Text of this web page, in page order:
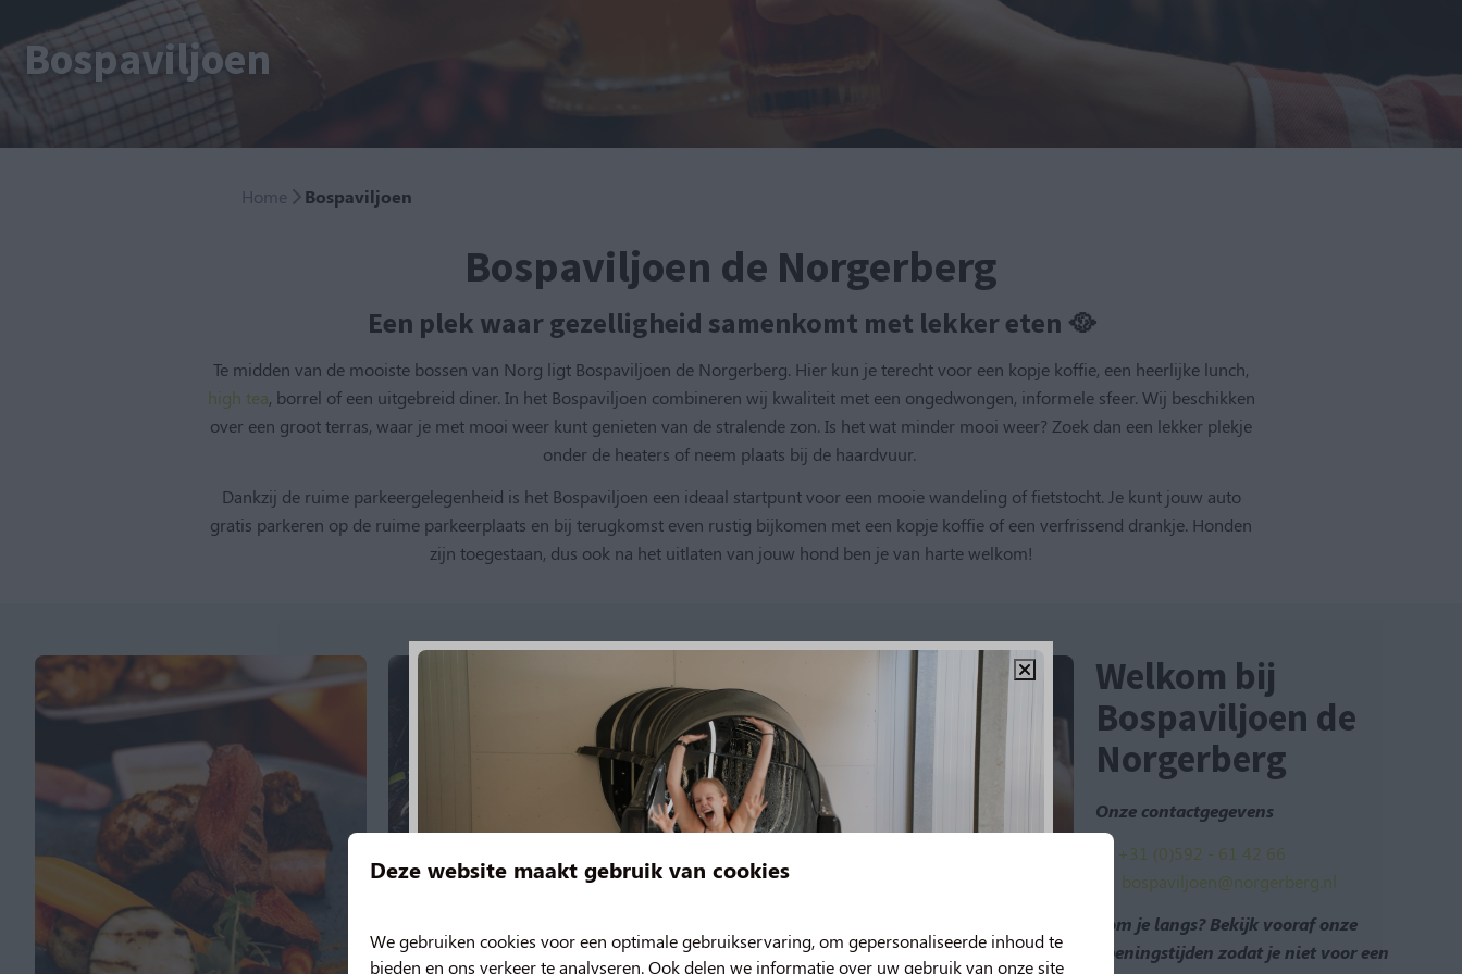
Bospaviljoen
Home Bospaviljoen
Bospaviljoen de Norgerberg
Een plek waar gezelligheid samenkomt met lekker eten 🥘
Te midden van de mooiste bossen van Norg ligt Bospaviljoen de Norgerberg. Hier kun je terecht voor een kopje koffie, een heerlijke lunch,
high tea, borrel of een uitgebreid diner. In het Bospaviljoen combineren wij kwaliteit met een ongedwongen, informele sfeer. Wij beschikken
over een groot terras, waar je met mooi weer kunt genieten van de stralende zon. Is het wat minder mooi weer? Zoek dan een lekker plekje
onder de heaters of neem plaats bij de haardvuur.
Dankzij de ruime parkeergelegenheid is het Bospaviljoen een ideaal startpunt voor een mooie wandeling of fietstocht. Je kunt jouw auto
gratis parkeren op de ruime parkeerplaats en bij terugkomst even rustig bijkomen met een kopje koffie of een verfrissend drankje. Honden
zijn toegestaan, dus ook na het uitlaten van jouw hond ben je van harte welkom!
Welkom bij
Bospaviljoen de
Norgerberg
Onze contactgegevens
+31 (0)592 - 61 42 66
bospaviljoen@norgerberg.nl
Kom je langs? Bekijk vooraf onze
openingstijden zodat je niet voor een
Deze website maakt gebruik van cookies
We gebruiken cookies voor een optimale gebruikservaring, om gepersonaliseerde inhoud te
bieden en ons verkeer te analyseren. Ook delen we informatie over uw gebruik van onze site